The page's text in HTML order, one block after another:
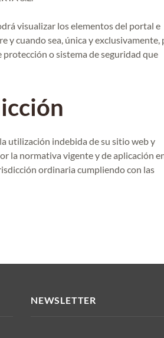
visualizar los elementos del portal e
cuando sea, única y exclusivamente,
o sistema de seguridad que
utilización indebida de su sitio web y
la normativa vigente y de aplicación
ordinaria cumpliendo con las
NEWSLETTER